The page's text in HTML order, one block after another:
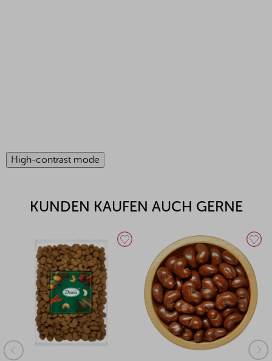
High-contrast mode
KUNDEN KAUFEN AUCH GERNE